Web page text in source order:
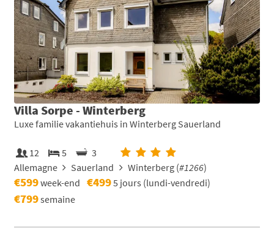
Villa Sorpe - Winterberg
Luxe familie vakantiehuis in Winterberg Sauerland
12 5
3
Allemagne
Sauerland Winterberg (#1266)
€599week-end €4995 jours (lundi-vendredi)
€799semaine